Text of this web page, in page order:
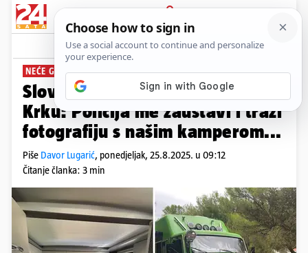
PRIJAVA
News Komentari
NEĆE GA PRODATI PLUS+
Slovenska atrakcija u Puntu na
Krku: Policija me zaustavi i traži
fotografiju s našim kamperom...
Piše Davor Lugarić, ponedjeljak, 25.8.2025. u 09:12
Čitanje članka: 3 min